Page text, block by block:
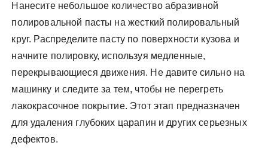
Нанесите небольшое количество абразивной
полировальной пасты на жесткий полировальный
круг. Распределите пасту по поверхности кузова и
начните полировку, используя медленные,
перекрывающиеся движения. Не давите сильно на
машинку и следите за тем, чтобы не перегреть
лакокрасочное покрытие. Этот этап предназначен
для удаления глубоких царапин и других серьезных
дефектов.